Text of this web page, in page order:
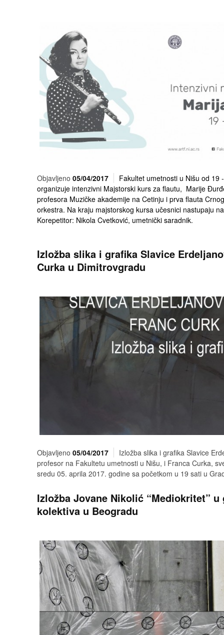
Objavljeno 05/04/2017
Fakultet umetnosti u Nišu od
organizuje intenzivni Majstorski kurs za flautu, Marije
profesora Muzičke akademije na Cetinju i prva flauta
orkestra. Na kraju majstorskog kursa učesnici nastupaju
Korepetitor: Nikola Cvetković, umetnički saradnik.
Izložba slika i grafika Slavice
Curka u Dimitrovgradu
Objavljeno 05/04/2017
Izložba slika i grafika Slavice
profesor na Fakultetu umetnosti u Nišu, i Franca Curka,
sredu 05. aprila 2017. godine sa početkom u 19 sati u
Izložba Jovane Nikolić “Mediokritet”
kolektiva u Beogradu